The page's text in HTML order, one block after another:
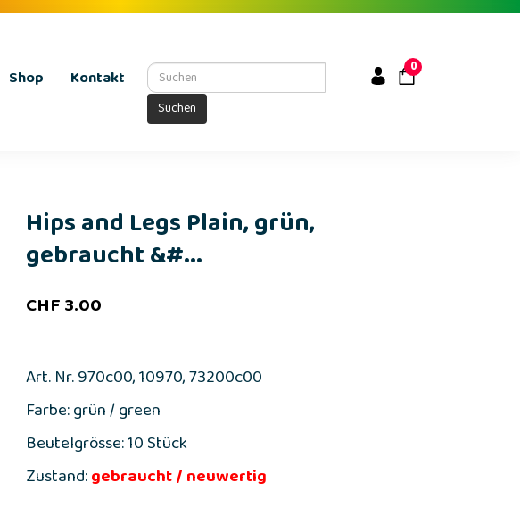
Shop Kontakt
Suchen
0
Hips and Legs Plain, grün,
gebraucht &#...
CHF3.00
Art. Nr. 970c00, 10970, 73200c00
Farbe: grün / green
Beutelgrösse: 10 Stück
Zustand:gebraucht / neuwertig